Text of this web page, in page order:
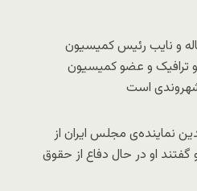
حاجتی ۳۹ ساله و نایب رئیس کمیسیون
ترافیک و عضو کمیسیون
است
نماینده‌ی مجلس ایران از
گفتند او در حال دفاع از حقوق